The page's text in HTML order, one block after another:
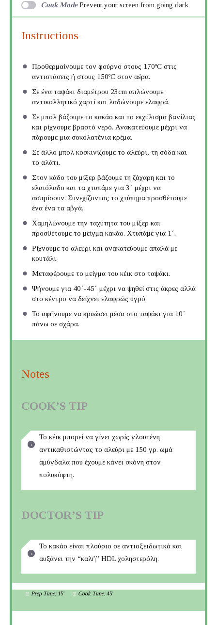
Cook Mode Prevent your screen from going dark
Instructions
Προθερμαίνουμε τον φούρνο στους 170ºC στις
αντιστάσεις ή στους 150ºC στον αέρα.
Σε ένα ταψάκι διαμέτρου 23cm απλώνουμε
αντικολλητικό χαρτί και λαδώνουμε ελαφρά.
Σε μπολ βάζουμε το κακάο και το εκχύλισμα βανίλιας
και ρίχνουμε βραστό νερό. Ανακατεύουμε μέχρι να
πάρουμε μια σοκολατένια κρέμα.
Σε άλλο μπολ κοσκινίζουμε το αλεύρι, τη σόδα και
το αλάτι.
Στον κάδο του μίξερ βάζουμε τη ζάχαρη και το
ελαιόλαδο και τα χτυπάμε για 3΄ μέχρι να
ασπρίσουν. Συνεχίζοντας το χτύπημα προσθέτουμε
ένα ένα τα αβγά.
Χαμηλώνουμε την ταχύτητα του μίξερ και
προσθέτουμε το μείγμα κακάο. Χτυπάμε για 1΄.
Ρίχνουμε το αλεύρι και ανακατεύουμε απαλά με
κουτάλι.
Μεταφέρουμε το μείγμα του κέικ στο ταψάκι.
Ψήνουμε για 40΄-45΄ μέχρι να ψηθεί στις άκρες αλλά
στο κέντρο να δείχνει ελαφρώς υγρό.
Το αφήνουμε να κρυώσει μέσα στο ταψάκι για 10΄
πάνω σε σχάρα.
Notes
COOK’S TIP
Το κέικ μπορεί να γίνει χωρίς γλουτένη
αντικαθιστώντας το αλεύρι με 150 γρ. ωμά
αμύγδαλα που έχουμε κάνει σκόνη στον
πολυκόφτη.
DOCTOR’S TIP
Το κακάο είναι πλούσιο σε αντιοξειδωτικά και
αυξάνει την “καλή” HDL χοληστερόλη.
Prep Time: 15' Cook Time: 45'